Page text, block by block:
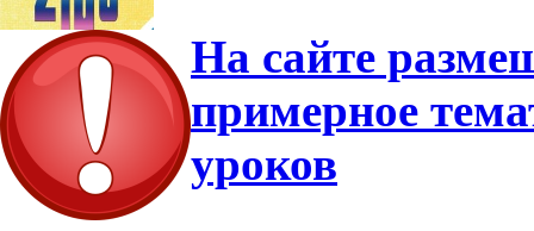
На сайте
примерное
уроков